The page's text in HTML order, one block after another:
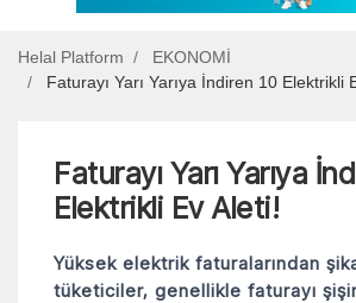
Helal Platform
EKONOMİ
Faturayı Yarı Yarıya İndiren 10 Elektrikli
Faturayı Yarı Yarıya
Elektrikli Ev Aleti!
Yüksek elektrik faturalarından
tüketiciler, genellikle faturayı